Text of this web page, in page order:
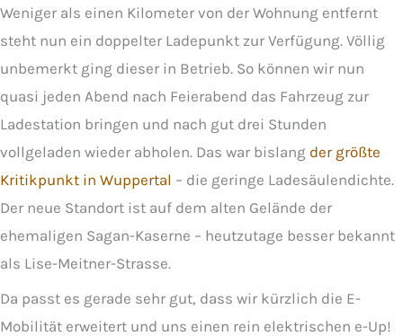
Weniger als einen Kilometer von der Wohnung entfernt
steht nun ein doppelter Ladepunkt zur Verfügung. Völlig
unbemerkt ging dieser in Betrieb. So können wir nun
quasi jeden Abend nach Feierabend das Fahrzeug zur
Ladestation bringen und nach gut drei Stunden
vollgeladen wieder abholen. Das war bislang der größte
Kritikpunkt in Wuppertal – die geringe Ladesäulendichte.
Der neue Standort ist auf dem alten Gelände der
ehemaligen Sagan-Kaserne – heutzutage besser bekannt
als Lise-Meitner-Strasse.
Da passt es gerade sehr gut, dass wir kürzlich die E-
Mobilität erweitert und uns einen rein elektrischen e-Up!